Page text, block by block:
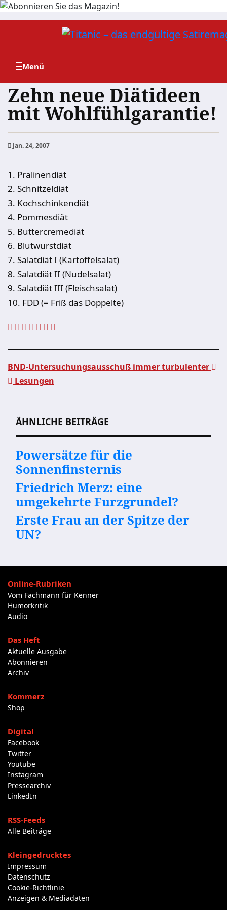
Zum
Zehn neue Diätideen
mit Wohlfühlgarantie!
Jan. 24, 2007
1. Pralinendiät
2. Schnitzeldiät
3. Kochschinkendiät
4. Pommesdiät
5. Buttercremediät
6. Blutwurstdiät
7. Salatdiät I (Kartoffelsalat)
8. Salatdiät II (Nudelsalat)
9. Salatdiät III (Fleischsalat)
10. FDD (= Friß das Doppelte)
BND-Untersuchungsausschuß immer turbulenter
Lesungen
ÄHNLICHE BEITRÄGE
Powersätze für die
Sonnenfinsternis
Friedrich Merz: eine
umgekehrte Furzgrundel?
Erste Frau an der Spitze der
UN?
Online-Rubriken
Vom Fachmann für Kenner
Humorkritik
Audio
Das Heft
Aktuelle Ausgabe
Abonnieren
Archiv
Kommerz
Shop
Digital
Facebook
Twitter
Youtube
Instagram
Pressearchiv
LinkedIn
RSS-Feeds
Alle Beiträge
Kleingedrucktes
Impressum
Datenschutz
Cookie-Richtlinie
Anzeigen & Mediadaten